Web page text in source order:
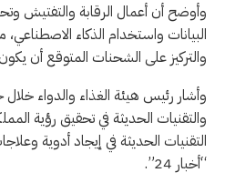
وأوضح أن أعمال الرقابة والتفتيش
البيانات واستخدام الذكاء
والتركيز على الشحنات المتوقع أن
وأشار رئيس هيئة الغذاء والدواء
التقنيات الحديثة في إيجاد أدوية
“أخبار 24”.